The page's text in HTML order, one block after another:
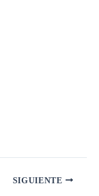
SIGUIENTE